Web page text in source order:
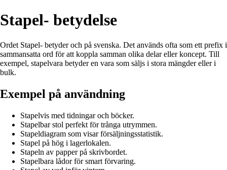
Stapel- betydelse
Ordet Stapel- betyder och på svenska. Det används ofta som ett prefix i
sammansatta ord för att koppla samman olika delar eller koncept. Till
exempel, stapelvara betyder en vara som säljs i stora mängder eller i
bulk.
Exempel på användning
Stapelvis med tidningar och böcker.
Stapelbar stol perfekt för trånga utrymmen.
Stapeldiagram som visar försäljningsstatistik.
Stapel på hög i lagerlokalen.
Stapeln av papper på skrivbordet.
Stapelbara lådor för smart förvaring.